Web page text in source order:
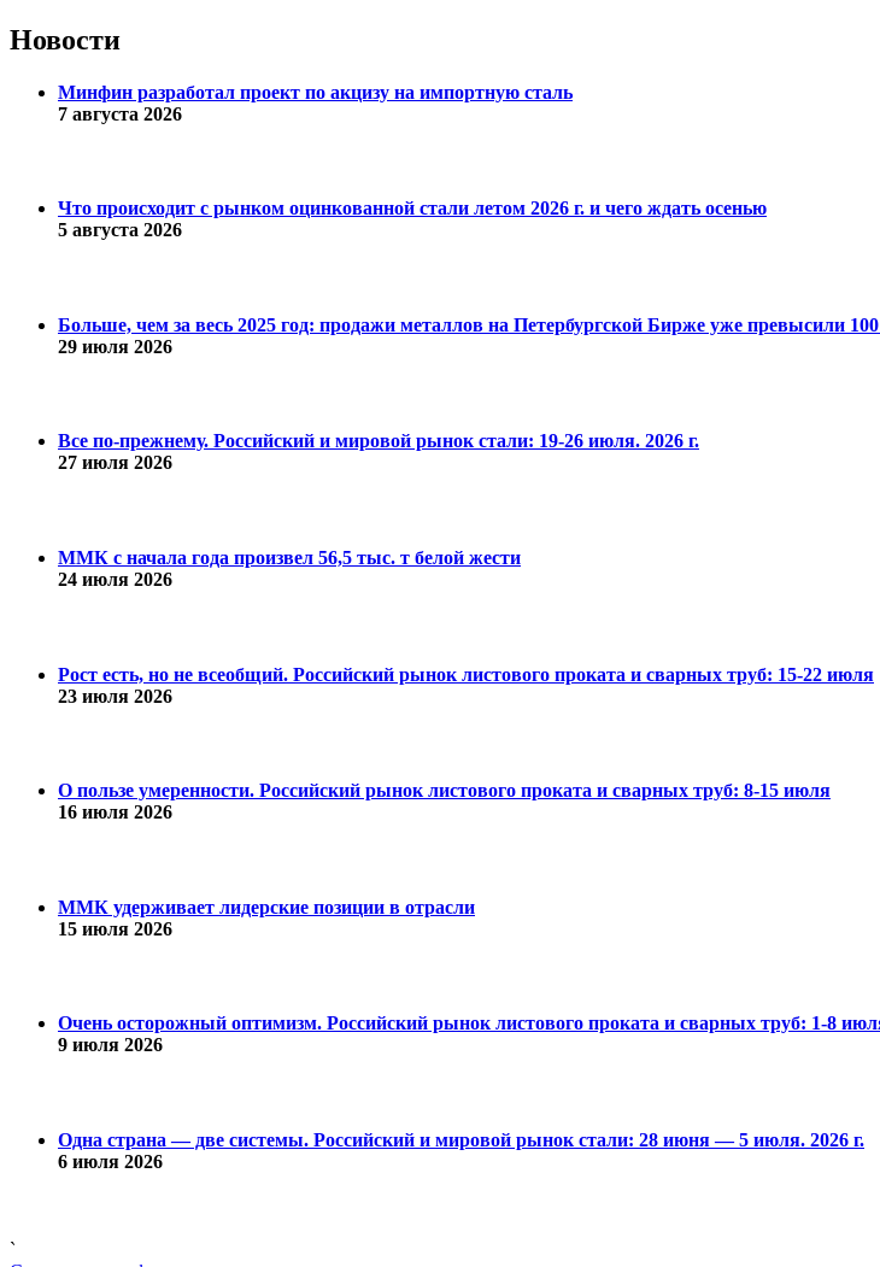
Новости
Минфин разработал проект по акцизу на импортную сталь
7 августа 2026
Что происходит с рынком оцинкованной стали летом 2026 г. и чего ждать осенью
5 августа 2026
Больше, чем за весь 2025 год: продажи металлов на Петербургской Бирже уже превысили
29 июля 2026
Все по-прежнему. Российский и мировой рынок стали: 19-26 июля. 2026 г.
27 июля 2026
ММК с начала года произвел 56,5 тыс. т белой жести
24 июля 2026
Рост есть, но не всеобщий. Российский рынок листового проката и сварных труб: 15-22 июля
23 июля 2026
О пользе умеренности. Российский рынок листового проката и сварных труб: 8-15 июля
16 июля 2026
ММК удерживает лидерские позиции в отрасли
15 июля 2026
Очень осторожный оптимизм. Российский рынок листового проката и сварных труб: 1-8
9 июля 2026
Одна страна — две системы. Российский и мировой рынок стали: 28 июня — 5 июля. 2026 г.
6 июля 2026
`